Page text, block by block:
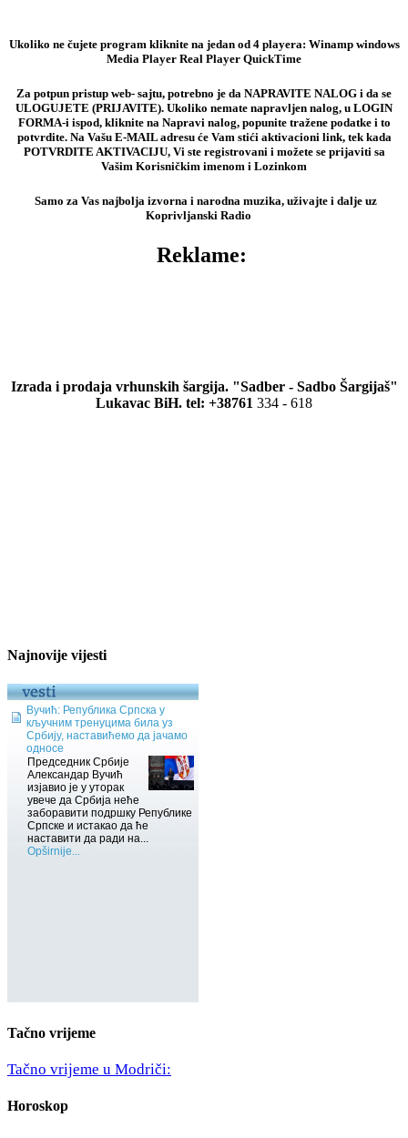
Ukoliko ne čujete program kliknite na jedan od 4 playera: Winamp windows
Media Player Real Player QuickTime
Za potpun pristup web- sajtu, potrebno je da NAPRAVITE NALOG i da se
ULOGUJETE (PRIJAVITE). Ukoliko nemate napravljen nalog, u LOGIN
FORMA-i ispod, kliknite na Napravi nalog, popunite tražene podatke i to
potvrdite. Na Vašu E-MAIL adresu će Vam stići aktivacioni link, tek kada
POTVRDITE AKTIVACIJU, Vi ste registrovani i možete se prijaviti sa
Vašim Korisničkim imenom i Lozinkom
Samo za Vas najbolja izvorna i narodna muzika, uživajte i dalje uz
Koprivljanski Radio
Reklame:
Izrada i prodaja vrhunskih šargija. "Sadber - Sadbo Šargijaš"
Lukavac BiH. tel: +38761 334 - 618
Najnovije vijesti
Tačno vrijeme
Tačno vrijeme u Modriči:
Horoskop